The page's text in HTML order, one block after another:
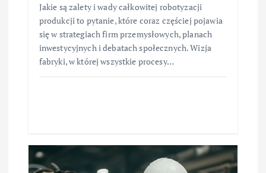
Jakie są zalety i wady całkowitej robotyzacji
produkcji to pytanie, które coraz częściej pojawia
się w strategiach firm przemysłowych, planach
inwestycyjnych i debatach społecznych. Wizja
fabryki, w której wszystkie procesy…